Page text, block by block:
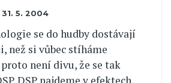
31. 5. 2004
se do hudby dostávají
než si vůbec stíháme
není divu, že se tak